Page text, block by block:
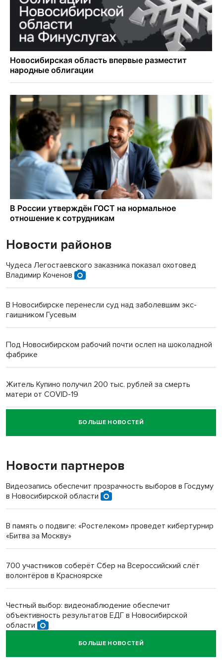
Новости районов
Чудеса Легостаевского заказника показал охотовед
Владимир Коченов
В Новосибирске перенесли суд над заболевшим экс-
гаишником Гусевым
Под Новосибирском рабочий почти ослеп на шоколадной
фабрике
Житель Купино получил 200 тыс. рублей за смерть
матери от COVID-19
Новосибирский суд наказал водителя за смерть
пенсионерки на вокзале
«Мы живём на пастбище!»: в новосибирском селе лошади
терроризируют жителей
Инвалид получил условный срок за избиение врачей
Новосибирский преподаватель с женой вошли в топ-16
Обновлённое отделение ВТБ открылось в Искитиме
БОЛЬШЕ НОВОСТЕЙ
Новости партнеров
Видеозапись обеспечит прозрачность выборов в Госдуму
в Новосибирской области
В память о подвиге: «Ростелеком» проведет кибертурнир
«Битва за Москву»
700 участников соберёт Сбер на Всероссийский слёт
волонтёров в Красноярске
Честный выбор: видеонаблюдение обеспечит
объективность результатов ЕДГ в Новосибирской
области
Кибертанки пошли в бой: «Ростелеком» объявляет
БОЛЬШЕ НОВОСТЕЙ